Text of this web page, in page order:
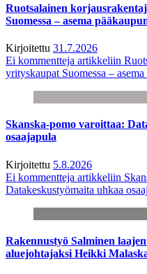
Ruotsalainen
Suomessa – asema
Kirjoitettu 31.7.2026
Ei kommentteja artikkeliin
yrityskaupat Suomessa –
Skanska-pomo varoittaa:
osaajapula
Kirjoitettu 5.8.2026
Ei kommentteja artikkeliin
Datakeskustyömaita uhkaa
Rakennustyö Salminen
aluejohtajaksi Heikki